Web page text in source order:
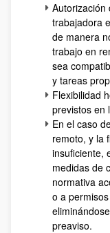
Autorización
trabajadora
de manera
trabajo en
sea
y tareas
Flexibilidad
previstos en
En el caso
remoto, y la
insuficiente,
medidas de
normativa
o a
preaviso.